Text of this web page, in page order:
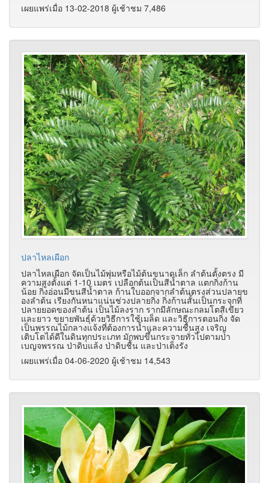
เผยแพร่เมื่อ 13-02-2018 ผู้เช้าชม 7,486
ปลาไหลเผือก
ปลาไหลเผือก จัดเป็นไม้พุ่มหรือไม้ต้นขนาดเล็ก ลำต้นตั้งตรง มี
ความสูงตั้งแต่ 1-10 เมตร เปลือกต้นเป็นสีน้ำตาล แตกกิ่งก้าน
น้อย กิ่งอ่อนมีขนสีน้ำตาล ก้านใบออกจากลำต้นตรงส่วนปลายข
องลำต้น เรียงกันหนาแน่นช่วงปลายกิ่ง กิ่งก้านสั้นเป็นกระจุกที่
ปลายยอดของลำต้น เป็นไม้ลงราก รากมีลักษณะกลมโตสีเขียว
และยาว ขยายพันธุ์ด้วยวิธีการใช้เมล็ด และวิธีการตอนกิ่ง จัด
เป็นพรรณไม้กลางแจ้งที่ต้องการน้ำและความชื้นสูง เจริญ
เติบโตได้ดีในดินทุกประเภท มักพบขึ้นกระจายทั่วไปตามป่า
เบญจพรรณ ป่าดิบแล้ง ป่าดิบชื้น และป่าเต็งรัง
เผยแพร่เมื่อ 04-06-2020 ผู้เช้าชม 14,543